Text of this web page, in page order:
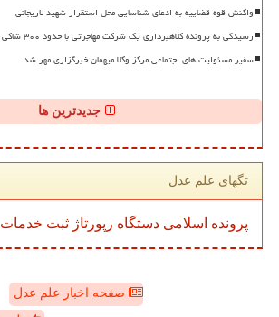
واکنش قوه قضاییه به ادعای شناسایی محل استقرار شهید لاریجانی
رسیدگی به پرونده کلاهبرداری یک شرکت مهاجرتی با حدود ۳۰۰ شاکی در دادسرای تهران
سفیر مسئولیت های اجتماعی مرکز وکلا میهمان خبرگزاری مهر شد
جدیدترین ها
تگهای علم عدل
پرونده اسلامی دستگاه رپورتاژ ثبت خدمات
صفحه اخبار علم عدل